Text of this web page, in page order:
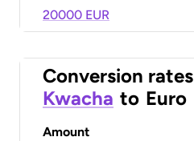
20000 EUR
Conversion rates
Kwacha to Euro
Amount